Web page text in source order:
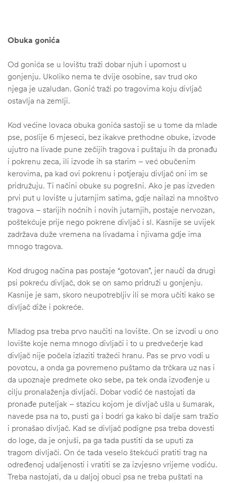
Obuka gonića
Od gonića se u lovištu traži dobar njuh i upornost u
gonjenju. Ukoliko nema te dvije osobine, sav trud oko
njega je uzaludan. Gonić traži po tragovima koju divljač
ostavlja na zemlji.
Kod većine lovaca obuka gonića sastoji se u tome da mlade
pse, poslije 6 mjeseci, bez ikakve prethodne obuke, izvode
ujutro na livade pune zečijih tragova i puštaju ih da pronađu
i pokrenu zeca, ili izvode ih sa starim – već obučenim
kerovima, pa kad ovi pokrenu i potjeraju divljač oni im se
pridružuju. Ti načini obuke su pogrešni. Ako je pas izveden
prvi put u lovište u jutarnjim satima, gdje nailazi na mnoštvo
tragova – starijih noćnih i novih jutarnjih, postaje nervozan,
poštekćuje prije nego pokrene divljač i sl. Kasnije se uvijek
zadržava duže vremena na livadama i njivama gdje ima
mnogo tragova.
Kod drugog načina pas postaje “gotovan”, jer nauči da drugi
psi pokreću divljač, dok se on samo pridruži u gonjenju.
Kasnije je sam, skoro neupotrebljiv ili se mora učiti kako se
divljač diže i pokreće.
Mladog psa treba prvo naučiti na lovište. On se izvodi u ono
lovište koje nema mnogo divljači i to u predvečerje kad
divljač nije počela izlaziti tražeći hranu. Pas se prvo vodi u
povotcu, a onda ga povremeno puštamo da trčkara uz nas i
da upoznaje predmete oko sebe, pa tek onda izvođenje u
cilju pronalaženja divljači. Dobar vodić će nastojati da
pronađe puteljak – stazicu kojom je divljač ušla u šumarak,
navede psa na to, pusti ga i bodri ga kako bi dalje sam tražio
i pronašao divljač. Kad se divljač podigne psa treba dovesti
do loge, da je onjuši, pa ga tada pustiti da se uputi za
tragom divljači. On će tada veselo štekćući pratiti trag na
određenoj udaljenosti i vratiti se za izvjesno vrijeme vodiću.
Treba nastojati, da u daljoj obuci psa ne treba puštati na